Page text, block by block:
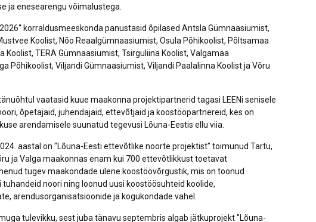
ja enesearengu võimalustega.
korraldusmeeskonda panustasid õpilased Antsla Gümnaasiumist,
Koolist, Nõo Reaalgümnaasiumist, Osula Põhikoolist, Põltsamaa
Koolist, TERA Gümnaasiumist, Tsirguliina Koolist, Valgamaa
Põhikoolist, Viljandi Gümnaasiumist, Viljandi Paalalinna Koolist ja Võru
vaatasid kuue maakonna projektipartnerid tagasi LEENi senisele
õpetajaid, juhendajaid, ettevõtjaid ja koostööpartnereid, kes on
arendamisele suunatud tegevusi Lõuna-Eestis ellu viia.
aastal on "Lõuna-Eesti ettevõtlike noorte projektist" toimunud Tartu,
ja Valga maakonnas enam kui 700 ettevõtlikkust toetavat
tugev maakondade ülene koostöövõrgustik, mis on toonud
noori ning loonud uusi koostöösuhteid koolide,
arendusorganisatsioonide ja kogukondade vahel.
tulevikku, sest juba tänavu septembris algab jätkuprojekt "Lõuna-